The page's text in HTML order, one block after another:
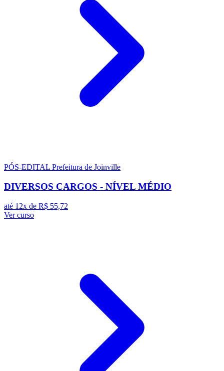
PÓS-EDITAL Prefeitura de Joinville
DIVERSOS CARGOS - NÍVEL MÉDIO
até 12x de R$ 55,72
Ver curso